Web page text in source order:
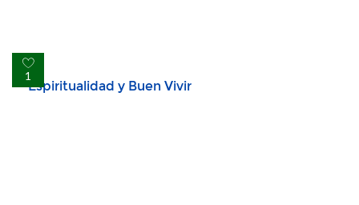
1Espiritualidad y Buen Vivir